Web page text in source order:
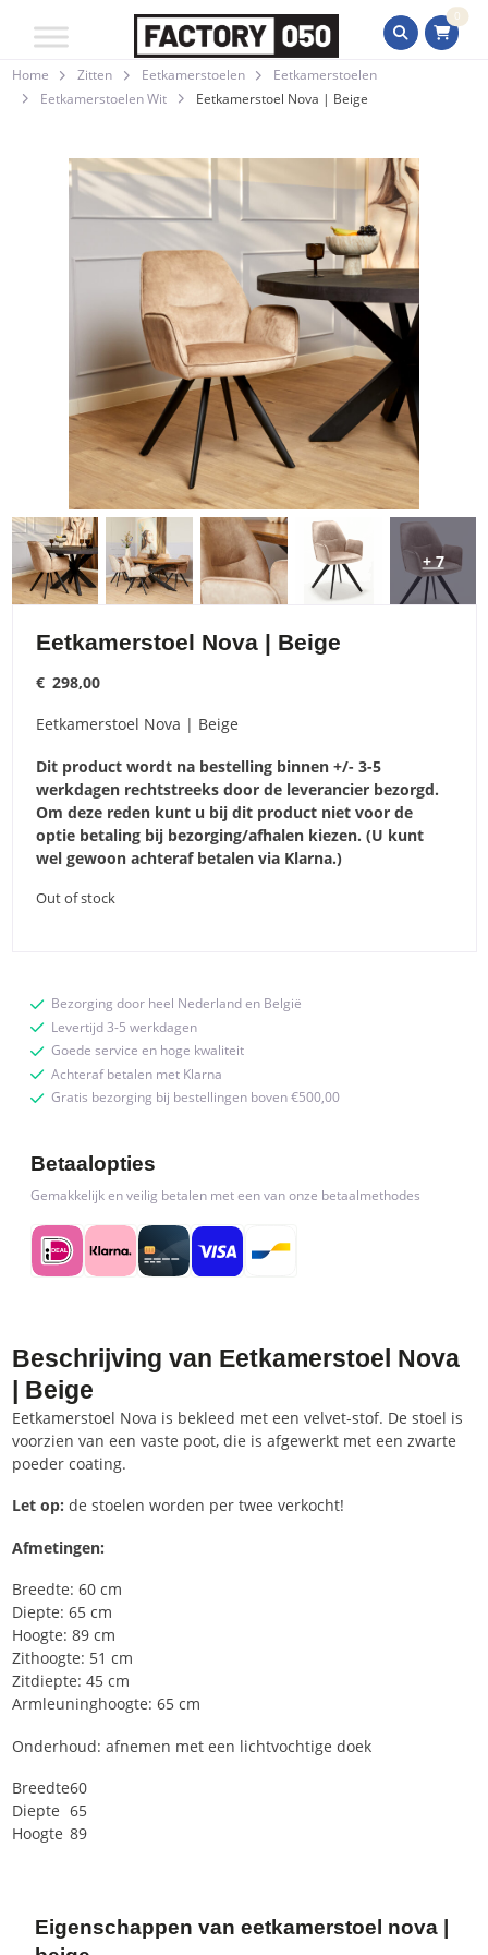
0
Home Zitten Eetkamerstoelen
Eetkamerstoelen
Eetkamerstoelen Wit
Eetkamerstoel Nova | Beige
+ 7
Eetkamerstoel Nova | Beige
€ 298,00
Eetkamerstoel Nova | Beige
Dit product wordt na bestelling binnen +/- 3-5
werkdagen rechtstreeks door de leverancier bezorgd.
Om deze reden kunt u bij dit product niet voor de
optie betaling bij bezorging/afhalen kiezen. (U kunt
wel gewoon achteraf betalen via Klarna.)
Out of stock
Bezorging door heel Nederland en België
Levertijd 3-5 werkdagen
Goede service en hoge kwaliteit
Achteraf betalen met Klarna
Gratis bezorging bij bestellingen boven €500,00
Betaalopties
Gemakkelijk en veilig betalen met een van onze betaalmethodes
Beschrijving van Eetkamerstoel Nova
| Beige
Eetkamerstoel Nova is bekleed met een velvet-stof. De stoel is
voorzien van een vaste poot, die is afgewerkt met een zwarte
poeder coating.
Let op: de stoelen worden per twee verkocht!
Afmetingen:
Breedte: 60 cm
Diepte: 65 cm
Hoogte: 89 cm
Zithoogte: 51 cm
Zitdiepte: 45 cm
Armleuninghoogte: 65 cm
Onderhoud: afnemen met een lichtvochtige doek
Breedte60
Diepte 65
Hoogte 89
Eigenschappen van eetkamerstoel nova |